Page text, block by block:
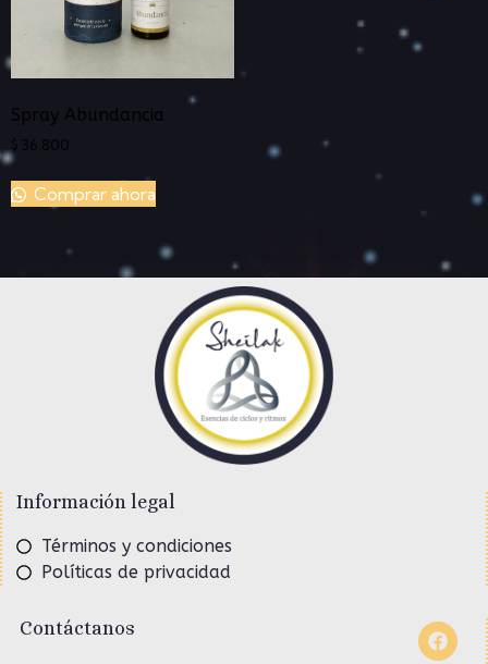
Spray Abundancia
$ 36.800
Comprar ahora
Información legal
Términos y condiciones
Políticas de privacidad
Contáctanos